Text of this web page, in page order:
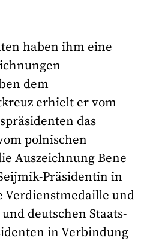
haben ihm eine
dem
erhielt er vom
das
polnischen
Auszeichnung Bene
Präsidentin in
Verdienstmedaille und
deutschen Staats-
in Verbindung